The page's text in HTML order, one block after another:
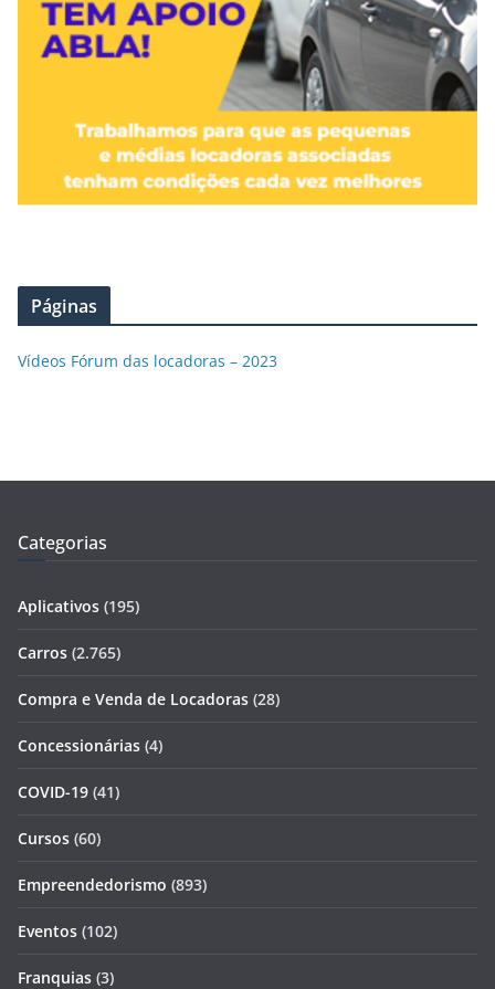
Páginas
Vídeos Fórum das locadoras – 2023
Categorias
Aplicativos (195)
Carros (2.765)
Compra e Venda de Locadoras (28)
Concessionárias (4)
COVID-19 (41)
Cursos (60)
Empreendedorismo (893)
Eventos (102)
Franquias (3)